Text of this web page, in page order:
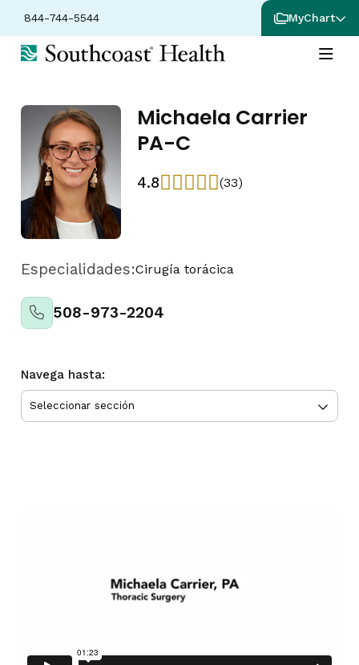
844-744-5544 MyChart
Michaela Carrier
PA-C
4.8 (33)
Especialidades:Cirugía torácica
508-973-2204
Navega hasta: